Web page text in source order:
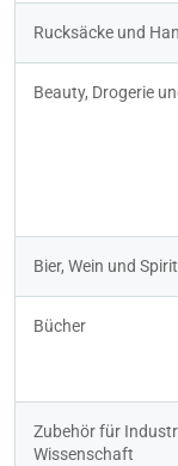
Rucksäcke und
Beauty, Drogerie
Bier, Wein und
Bücher
Zubehör für
Wissenschaft